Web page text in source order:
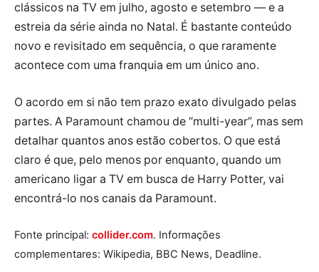
clássicos na TV em julho, agosto e setembro — e a
estreia da série ainda no Natal. É bastante conteúdo
novo e revisitado em sequência, o que raramente
acontece com uma franquia em um único ano.
O acordo em si não tem prazo exato divulgado pelas
partes. A Paramount chamou de “multi-year”, mas sem
detalhar quantos anos estão cobertos. O que está
claro é que, pelo menos por enquanto, quando um
americano ligar a TV em busca de Harry Potter, vai
encontrá-lo nos canais da Paramount.
Fonte principal: collider.com. Informações
complementares: Wikipedia, BBC News, Deadline.